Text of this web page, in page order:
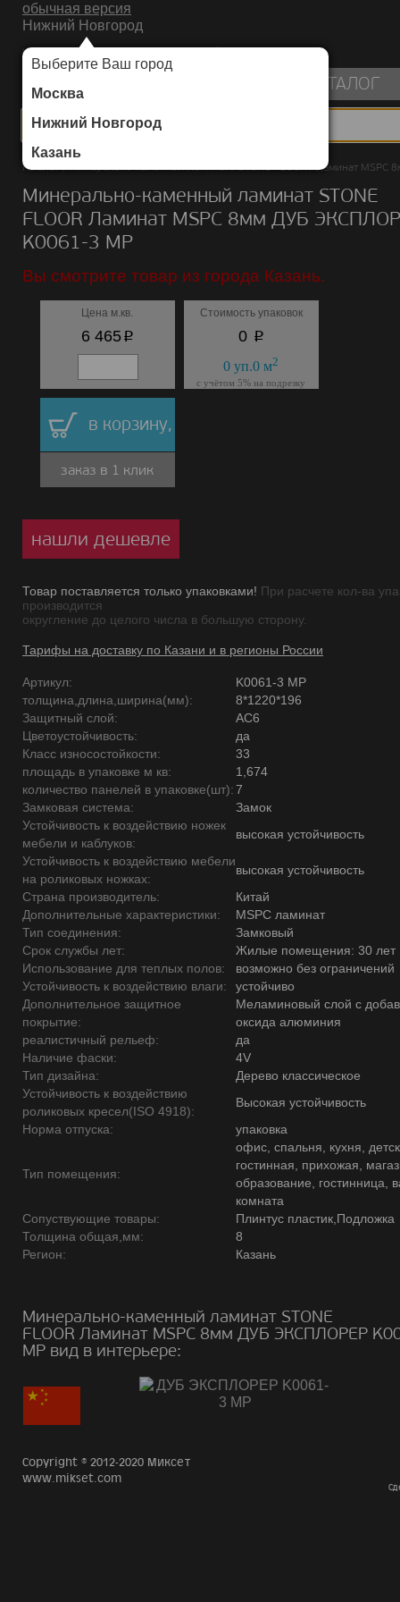
обычная версия
Нижний Новгород
Выберите Ваш город
Москва
Нижний Новгород
Казань
ИНТЕРНЕТ-МАГАЗИН НАПОЛЬНЫХ ПОКРЫТИЙ
КАТАЛОГ
Каталог/Минерально-каменный ламинат/STONE FLOOR/Ламинат MSPC
Минерально-каменный ламинат STONE
FLOOR Ламинат MSPC 8мм ДУБ
K0061-3 MP
Вы смотрите товар из города Казань.
Цена м.кв.
6 465p
Стоимость упаковок
0 p
0 уп.0 м2
с учётом 5% на подрезку
в корзину,
заказ в 1 клик
нашли дешевле
Товар поставляется только упаковками! При расчете кол-ва
производится
округление до целого числа в большую сторону.
Тарифы на доставку по Казани и в регионы России
Артикул:
K0061-3 MP
толщина,длина,ширина(мм):
8*1220*196
Защитный слой:
AC6
Цветоустойчивость:
да
Класс износостойкости:
33
площадь в упаковке м кв:
1,674
количество панелей в упаковке(шт):7
Замковая система:
Замок
Устойчивость к воздействию ножек
мебели и каблуков:
высокая устойчивость
Устойчивость к воздействию мебели
на роликовых ножках:
высокая устойчивость
Страна производитель:
Китай
Дополнительные характеристики:
MSPC ламинат
Тип соединения:
Замковый
Срок службы лет:
Жилые помещения: 30 лет
Использование для теплых полов:
возможно без ограничений
Устойчивость к воздействию влаги:
устойчиво
Дополнительное защитное
покрытие:
Меламиновый слой с
оксида алюминия
реалистичный рельеф:
да
Наличие фаски:
4V
Тип дизайна:
Дерево классическое
Устойчивость к воздействию
роликовых кресел(ISO 4918):
Высокая устойчивость
Норма отпуска:
упаковка
Тип помещения:
офис, спальня, кухня,
гостинная, прихожая,
образование, гостинница,
комната
Сопуствующие товары:
Плинтус пластик,Подложка
Толщина общая,мм:
8
Регион:
Казань
Минерально-каменный ламинат STONE
FLOOR Ламинат MSPC 8мм ДУБ ЭКСПЛОРЕР
MP вид в интерьере:
Copyright © 2012-2020 Миксет
www.mikset.com